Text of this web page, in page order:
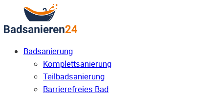
Badsanierung
Komplettsanierung
Teilbadsanierung
Barrierefreies Bad